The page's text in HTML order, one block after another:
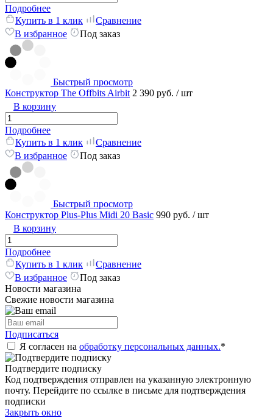
Подробнее
Купить в 1 клик
Сравнение
В избранное
Под заказ
Быстрый просмотр
Конструктор The Offbits Airbit 2 390 руб. / шт
В корзину
Подробнее
Купить в 1 клик
Сравнение
В избранное
Под заказ
Быстрый просмотр
Конструктор Plus-Plus Midi 20 Basic 990 руб. / шт
В корзину
Подробнее
Купить в 1 клик
Сравнение
В избранное
Под заказ
Новости магазина
Свежие новости магазина
Подписаться
Я согласен на обработку персональных данных.*
Подтвердите подписку
Код подтверждения отправлен на указанную электронную
почту. Перейдите по ссылке в письме для подтверждения
подписки
Закрыть окно